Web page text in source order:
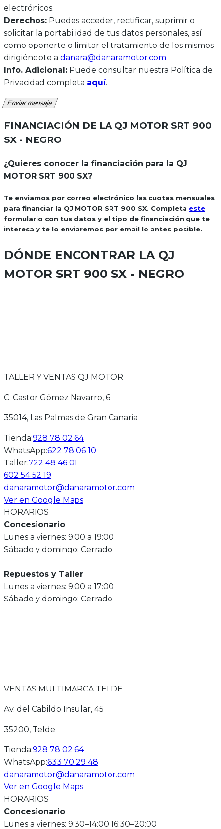
electrónicos.
Derechos: Puedes acceder, rectificar, suprimir o
solicitar la portabilidad de tus datos personales, así
como oponerte o limitar el tratamiento de los mismos
dirigiéndote a danara@danaramotor.com
Info. Adicional: Puede consultar nuestra Política de
Privacidad completa aquí.
Enviar mensaje
FINANCIACIÓN DE LA QJ MOTOR SRT 900
SX - NEGRO
¿Quieres conocer la financiación para la QJ
MOTOR SRT 900 SX?
Te enviamos por correo electrónico las cuotas mensuales
para financiar la QJ MOTOR SRT 900 SX. Completa este
formulario con tus datos y el tipo de financiación que te
interesa y te lo enviaremos por email lo antes posible.
DÓNDE ENCONTRAR LA QJ
MOTOR SRT 900 SX - NEGRO
TALLER Y VENTAS QJ MOTOR
C. Castor Gómez Navarro, 6
35014, Las Palmas de Gran Canaria
Tienda:928 78 02 64
WhatsApp:622 78 06 10
Taller:722 48 46 01
602 54 52 19
danaramotor@danaramotor.com
Ver en Google Maps
HORARIOS
Concesionario
Lunes a viernes: 9:00 a 19:00
Sábado y domingo: Cerrado
Repuestos y Taller
Lunes a viernes: 9:00 a 17:00
Sábado y domingo: Cerrado
VENTAS MULTIMARCA TELDE
Av. del Cabildo Insular, 45
35200, Telde
Tienda:928 78 02 64
WhatsApp:633 70 29 48
danaramotor@danaramotor.com
Ver en Google Maps
HORARIOS
Concesionario
Lunes a viernes: 9:30–14:00 16:30–20:00